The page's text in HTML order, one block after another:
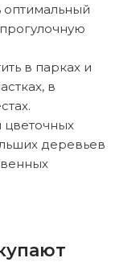
оптимальный
в парках и
в
цветочных
деревьев